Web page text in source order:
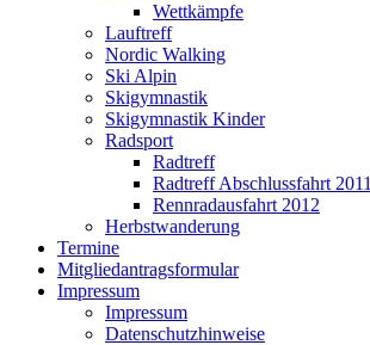
Wettkämpfe
Lauftreff
Nordic Walking
Ski Alpin
Skigymnastik
Skigymnastik Kinder
Radsport
Radtreff
Radtreff Abschlussfahrt 2011
Rennradausfahrt 2012
Herbstwanderung
Termine
Mitgliedantragsformular
Impressum
Impressum
Datenschutzhinweise